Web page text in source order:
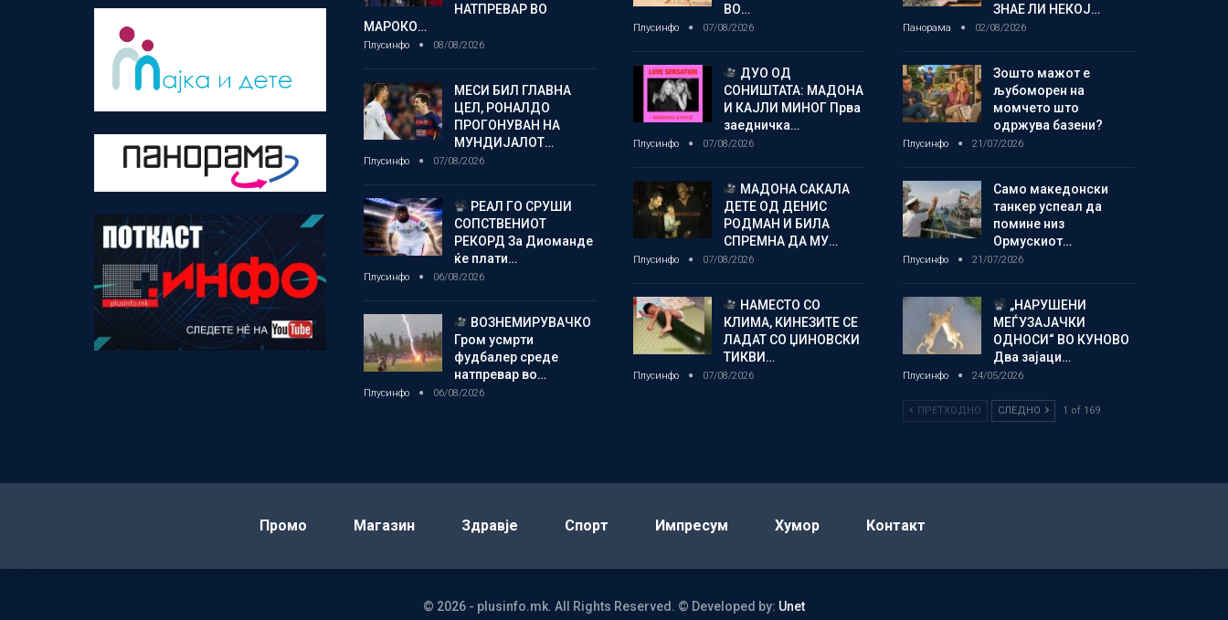
НАТПРЕВАР ВО
МАРОКО…
Плусинфо 08/08/2026
МЕСИ БИЛ ГЛАВНА
ЦЕЛ, РОНАЛДО
ПРОГОНУВАН НА
МУНДИЈАЛОТ…
Плусинфо 07/08/2026
РЕАЛ ГО СРУШИ
СОПСТВЕНИОТ
РЕКОРД За Диоманде
ќе плати…
Плусинфо 06/08/2026
ВОЗНЕМИРУВАЧКО
Гром усмрти
фудбалер среде
натпревар во…
Плусинфо 06/08/2026
ВО…
Плусинфо 07/08/2026
ДУО ОД
СОНИШТАТА: МАДОНА
И КАЈЛИ МИНОГ Прва
заедничка…
Плусинфо 07/08/2026
МАДОНА САКАЛА
ДЕТЕ ОД ДЕНИС
РОДМАН И БИЛА
СПРЕМНА ДА МУ…
Плусинфо 07/08/2026
НАМЕСТО СО
КЛИМА, КИНЕЗИТЕ СЕ
ЛАДАТ СО ЏИНОВСКИ
ТИКВИ…
Плусинфо 07/08/2026
ЗНАЕ ЛИ НЕКОЈ…
Панорама 02/08/2026
Зошто мажот е
љубоморен на
момчето што
одржува базени?
Плусинфо 21/07/2026
Само македонски
танкер успеал да
помине низ
Ормускиот…
Плусинфо 21/07/2026
„НАРУШЕНИ
МЕЃУЗАЈАЧКИ
ОДНОСИ“ ВО КУНОВО
Два зајаци…
Плусинфо 24/05/2026
ПРЕТХОДНО СЛЕДНО 1 of 169
Промо Магазин Здравје Спорт Импресум Хумор Контакт
© 2026 - plusinfo.mk. All Rights Reserved. © Developed by: Unet